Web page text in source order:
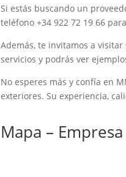
Si estás buscando un
teléfono +34 922 72 19 66
Además, te invitamos a
servicios y podrás ver
No esperes más y confía en
exteriores. Su experiencia,
Mapa –